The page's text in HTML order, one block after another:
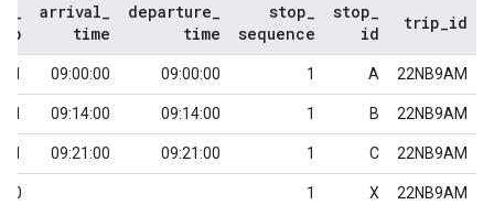
trip id
stop
id
stop
sequence
departure
time
arrival
time
22NB9AM
A
1
09:00:00
09:00:00
1
22NB9AM
B
1
09:14:00
09:14:00
1
22NB9AM
C
1
09:21:00
09:21:00
1
22NB9AM
X
1
0